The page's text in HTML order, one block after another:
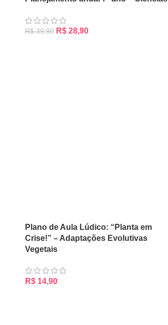
R$39,90 R$ 28,90
Plano de Aula Lúdico: “Planta em
Crise!” – Adaptações Evolutivas
Vegetais
R$ 14,90